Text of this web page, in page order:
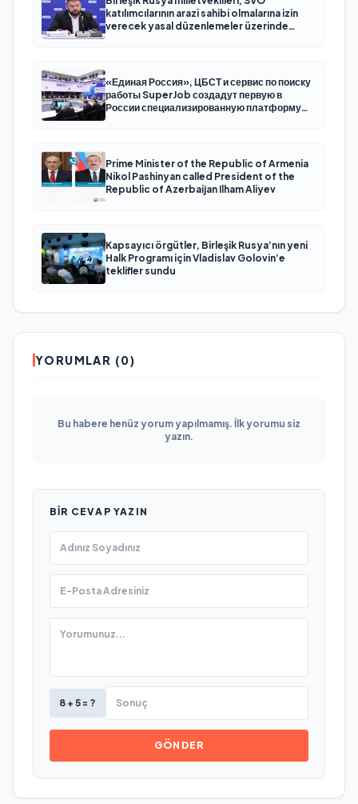
katılımcılarının arazi sahibi olmalarına izin
verecek yasal düzenlemeler üzerinde
«Единая Россия», ЦБСТ и сервис по поиску
работы SuperJob создадут первую в
России специализированную платформу
Prime Minister of the Republic of Armenia
Nikol Pashinyan called President of the
Republic of Azerbaijan Ilham Aliyev
Kapsayıcı örgütler, Birleşik Rusya’nın yeni
Halk Programı için Vladislav Golovin’e
teklifler sundu
YORUMLAR (0)
Bu habere henüz yorum yapılmamış. İlk yorumu siz
yazın.
BIR CEVAP YAZIN
8 + 5 = ?
GÖNDER